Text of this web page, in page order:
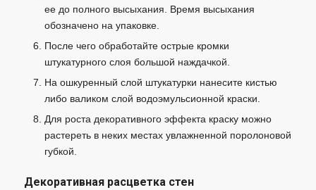
ее до полного высыхания. Время высыхания
обозначено на упаковке.
После чего обработайте острые кромки
штукатурного слоя большой наждачкой.
На ошкуренный слой штукатурки нанесите кистью
либо валиком слой водоэмульсионной краски.
Для роста декоративного эффекта краску можно
растереть в неких местах увлажненной поролоновой
губкой.
Декоративная расцветка стен